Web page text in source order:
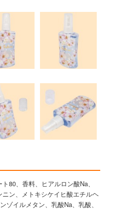
80、香料、ヒアルロン酸Na、
ン、メトキシケイヒ酸エチルヘ
ゾイルメタン、乳酸Na、乳酸、